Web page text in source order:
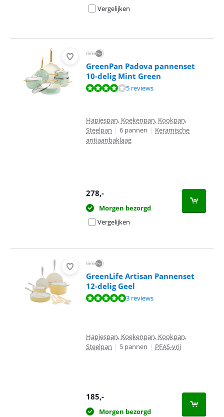
Vergelijken
GreenPan Padova pannenset
10-delig Mint Green
Beoordeling is 8,4 van de 10, gebaseerd op 5 reviews.
5 reviews
Hapjespan, Koekenpan, Kookpan,
Steelpan | 6 pannen | Keramische
antiaanbaklaag
278,-
Morgen bezorgd
Vergelijken
GreenLife Artisan Pannenset
12-delig Geel
Beoordeling is 10 van de 10, gebaseerd op 3 reviews.
3 reviews
Hapjespan, Koekenpan, Kookpan,
Steelpan | 5 pannen | PFAS-vrij
185,-
Morgen bezorgd